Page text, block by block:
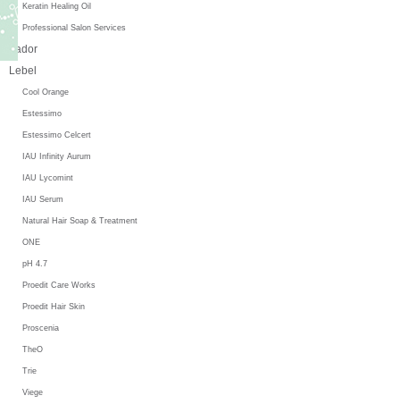
Keratin Healing Oil
Professional Salon Services
Lador
Lebel
Cool Orange
Estessimo
Estessimo Celcert
IAU Infinity Aurum
IAU Lycomint
IAU Serum
Natural Hair Soap & Treatment
ONE
pH 4.7
Proedit Care Works
Proedit Hair Skin
Proscenia
TheO
Trie
Viege